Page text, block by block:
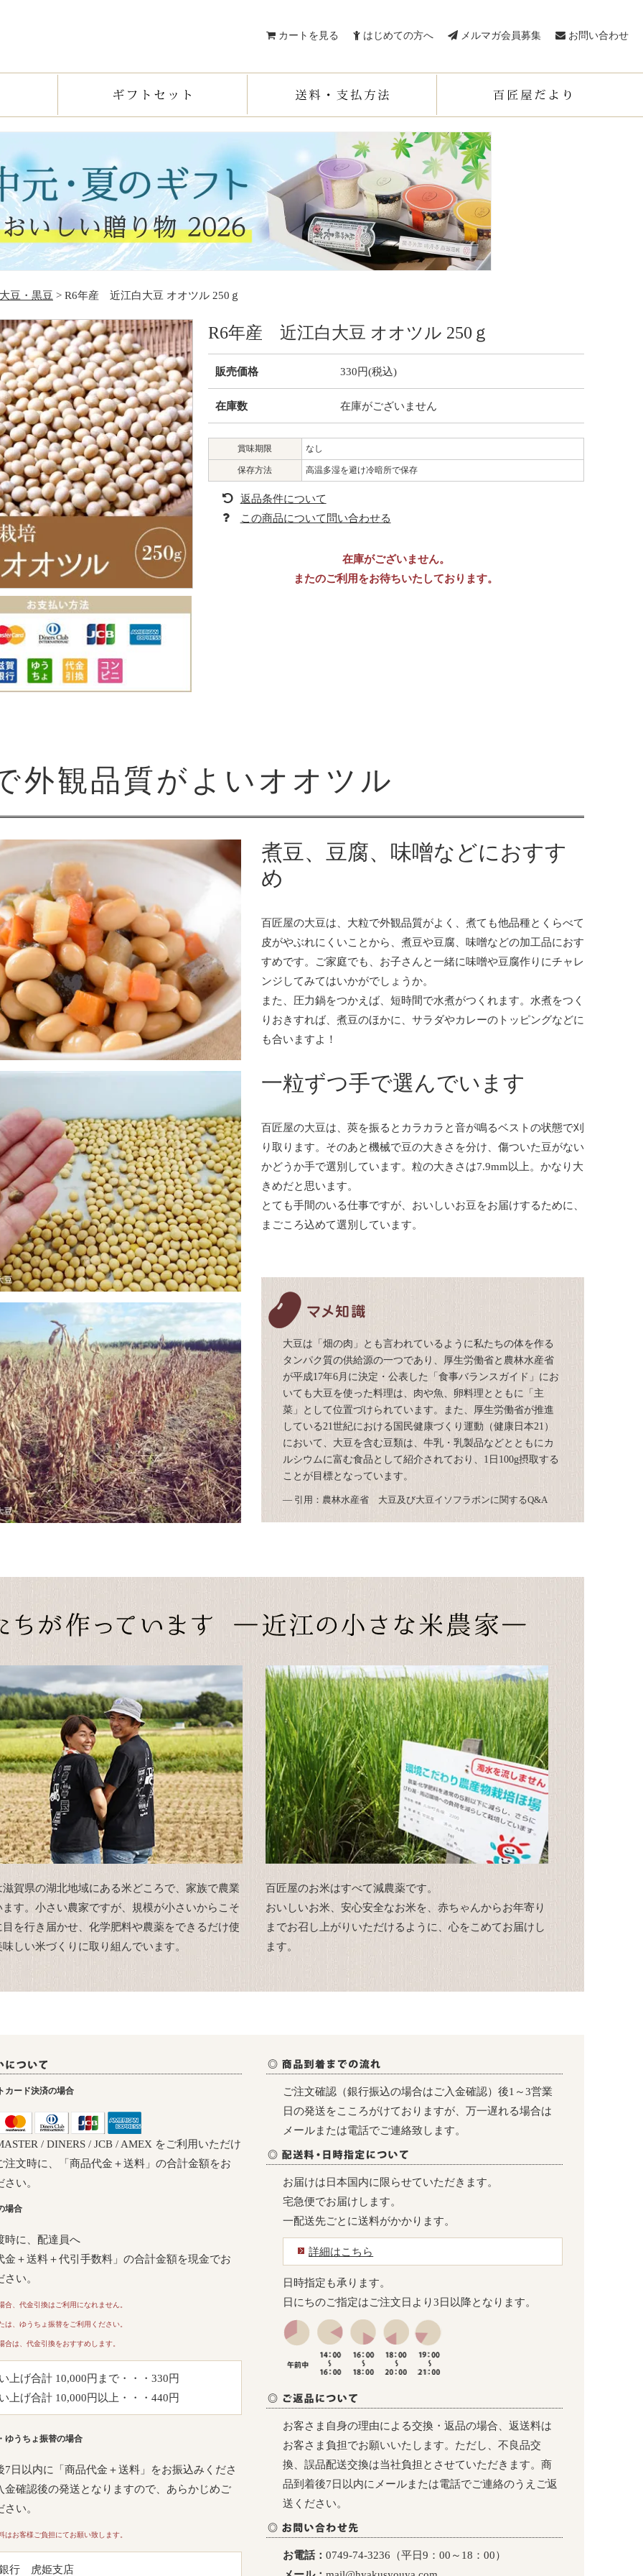
カートを見る はじめての方へ メルマガ会員募集 お問い合わせ
豆・黒豆 > R6年産 近江白大豆 オオツル 250ｇ
R6年産 近江白大豆 オオツル 250ｇ
販売価格 330円(税込)
在庫数 在庫がございません
賞味期限 なし
保存方法 高温多湿を避け冷暗所で保存
返品条件について
この商品について問い合わせる
在庫がございません。
またのご利用をお待ちいたしております。
外観品質がよいオオツル
煮豆、豆腐、味噌などにおすす
め
百匠屋の大豆は、大粒で外観品質がよく、煮ても他品種とくらべて
皮がやぶれにくいことから、煮豆や豆腐、味噌などの加工品におす
すめです。ご家庭でも、お子さんと一緒に味噌や豆腐作りにチャレ
ンジしてみてはいかがでしょうか。
また、圧力鍋をつかえば、短時間で水煮がつくれます。水煮をつく
りおきすれば、煮豆のほかに、サラダやカレーのトッピングなどに
も合いますよ！
一粒ずつ手で選んでいます
百匠屋の大豆は、莢を振るとカラカラと音が鳴るベストの状態で刈
り取ります。そのあと機械で豆の大きさを分け、傷ついた豆がない
かどうか手で選別しています。粒の大きさは7.9mm以上。かなり大
きめだと思います。
とても手間のいる仕事ですが、おいしいお豆をお届けするために、
まごころ込めて選別しています。
大豆は「畑の肉」とも言われているように私たちの体を作る
タンパク質の供給源の一つであり、厚生労働省と農林水産省
が平成17年6月に決定・公表した「食事バランスガイド」にお
いても大豆を使った料理は、肉や魚、卵料理とともに「主
菜」として位置づけられています。また、厚生労働省が推進
している21世紀における国民健康づくり運動（健康日本21）
において、大豆を含む豆類は、牛乳・乳製品などとともにカ
ルシウムに富む食品として紹介されており、1日100g摂取する
ことが目標となっています。
― 引用：農林水産省 大豆及び大豆イソフラボンに関するQ&A
賀県の湖北地域にある米どころで、家族で農業
す。小さい農家ですが、規模が小さいからこそ
を行き届かせ、化学肥料や農薬をできるだけ使
しい米づくりに取り組んでいます。
百匠屋のお米はすべて減農薬です。
おいしいお米、安心安全なお米を、赤ちゃんからお年寄り
までお召し上がりいただけるように、心をこめてお届けし
ます。
カード決済の場合
/ DINERS / JCB / AMEX をご利用いただけ
注文時に、「商品代金＋送料」の合計金額をお
い。
場合
時に、配達員へ
金＋送料＋代引手数料」の合計金額を現金でお
い。
、代金引換はご利用になれません。
は、ゆうちょ振替をご利用ください。
は、代金引換をおすすめします。
上げ合計 10,000円まで・・・330円
上げ合計 10,000円以上・・・440円
ゆうちょ振替の場合
7日以内に「商品代金＋送料」をお振込みくださ
金確認後の発送となりますので、あらかじめご
い。
お客様ご負担にてお願い致します。
行 虎姫支店
ご注文確認（銀行振込の場合はご入金確認）後1～3営業
日の発送をこころがけておりますが、万一遅れる場合は
メールまたは電話でご連絡致します。
お届けは日本国内に限らせていただきます。
宅急便でお届けします。
一配送先ごとに送料がかかります。
詳細はこちら
日時指定も承ります。
日にちのご指定はご注文日より3日以降となります。
お客さま自身の理由による交換・返品の場合、返送料は
お客さま負担でお願いいたします。ただし、不良品交
換、誤品配送交換は当社負担とさせていただきます。商
品到着後7日以内にメールまたは電話でご連絡のうえご返
送ください。
お電話：0749-74-3236（平日9：00～18：00）